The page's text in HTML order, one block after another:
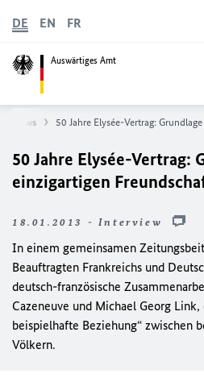
Auswärtiges Amt
DE EN FR
News 50 Jahre Elysée-Vertrag:
50 Jahre Elysée-Vertrag:
einzigartigen
18.01.2013 - Interview
In einem gemeinsamen
Beauftragten Frankreichs und
deutsch-französische
Cazeneuve und Michael Georg
beispielhafte Beziehung“ zwischen
Völkern.